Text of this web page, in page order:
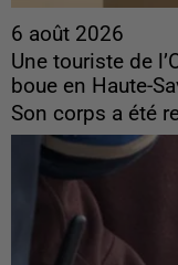
6 août 2026
Une touriste de
boue en Haute-
Son corps a été